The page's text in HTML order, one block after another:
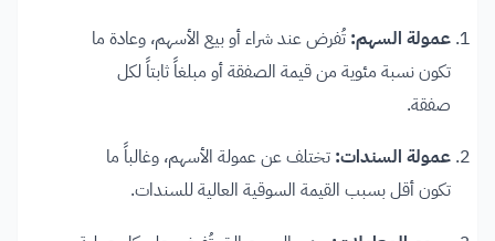
عمولة السهم: تُفرض عند شراء أو بيع الأسهم، وعادة ما
تكون نسبة مئوية من قيمة الصفقة أو مبلغاً ثابتاً لكل
صفقة.
عمولة السندات: تختلف عن عمولة الأسهم، وغالباً ما
تكون أقل بسبب القيمة السوقية العالية للسندات.